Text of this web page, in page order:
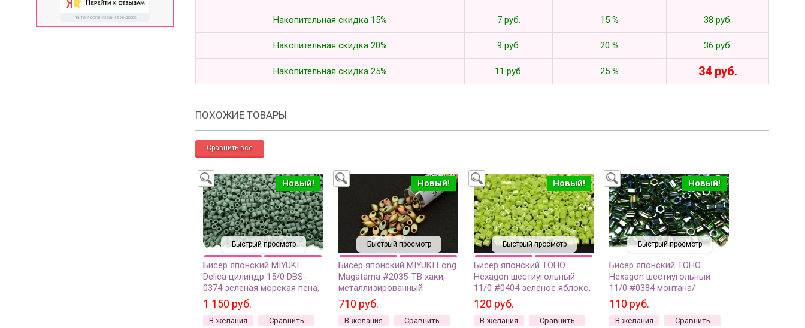
Накопительная скидка 15% 7 руб. 15 % 38 руб.
Накопительная скидка 20% 9 руб. 20 % 36 руб.
Накопительная скидка 25% 11 руб. 25 % 34 руб.
ПОХОЖИЕ ТОВАРЫ
Быстрый просмотр
Новый!
Бисер японский MIYUKI
Delica цилиндр 15/0 DBS-
0374 зеленая морская пена,
непрозрачный матовый, 5
грамм
1 150 руб.
В желания Сравнить
Быстрый просмотр
Новый!
Бисер японский MIYUKI Long
Magatama #2035-TB хаки,
металлизированный
матовый ирис, 1 туба (около
8 грамм)
710 руб.
В желания Сравнить
Быстрый просмотр
Новый!
Бисер японский TOHO
Hexagon шестиугольный
11/0 #0404 зеленое яблоко,
радужный непрозрачный, 5
грамм
120 руб.
В желания Сравнить
Быстрый просмотр
Новый!
Бисер японский TOHO
Hexagon шестиугольный
11/0 #0384 монтана/
зеленый радужный,
окрашенный изнутри, 5
грамм
110 руб.
В желания Сравнить